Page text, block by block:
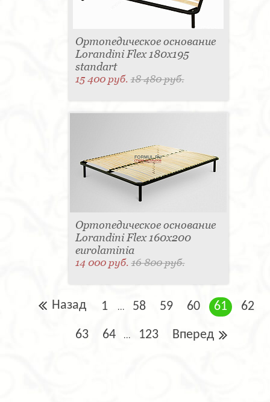
Ортопедическое основание
Lorandini Flex 180x195
standart
15 400 руб.18 480 руб.
Ортопедическое основание
Lorandini Flex 160x200
eurolaminia
14 000 руб.16 800 руб.
Назад 1 ... 58 59 60 61 62
63 64 ... 123 Вперед